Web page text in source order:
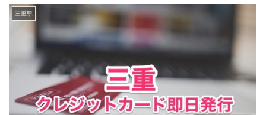
三重県